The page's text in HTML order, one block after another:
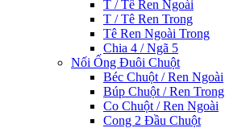
T / Tê Ren Ngoài
T / Tê Ren Trong
Tê Ren Ngoài Trong
Chia 4 / Ngã 5
Nối Ống Đuôi Chuột
Béc Chuột / Ren Ngoài
Búp Chuột / Ren Trong
Co Chuột / Ren Ngoài
Cong 2 Đầu Chuột